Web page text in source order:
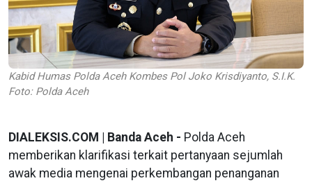
Kabid Humas Polda Aceh Kombes Pol Joko Krisdiyanto, S.I.K.
Foto: Polda Aceh
DIALEKSIS.COM | Banda Aceh - Polda Aceh
memberikan klarifikasi terkait pertanyaan sejumlah
awak media mengenai perkembangan penanganan